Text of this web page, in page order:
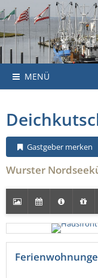
MENÜ
Gastgeber merken
Wurster